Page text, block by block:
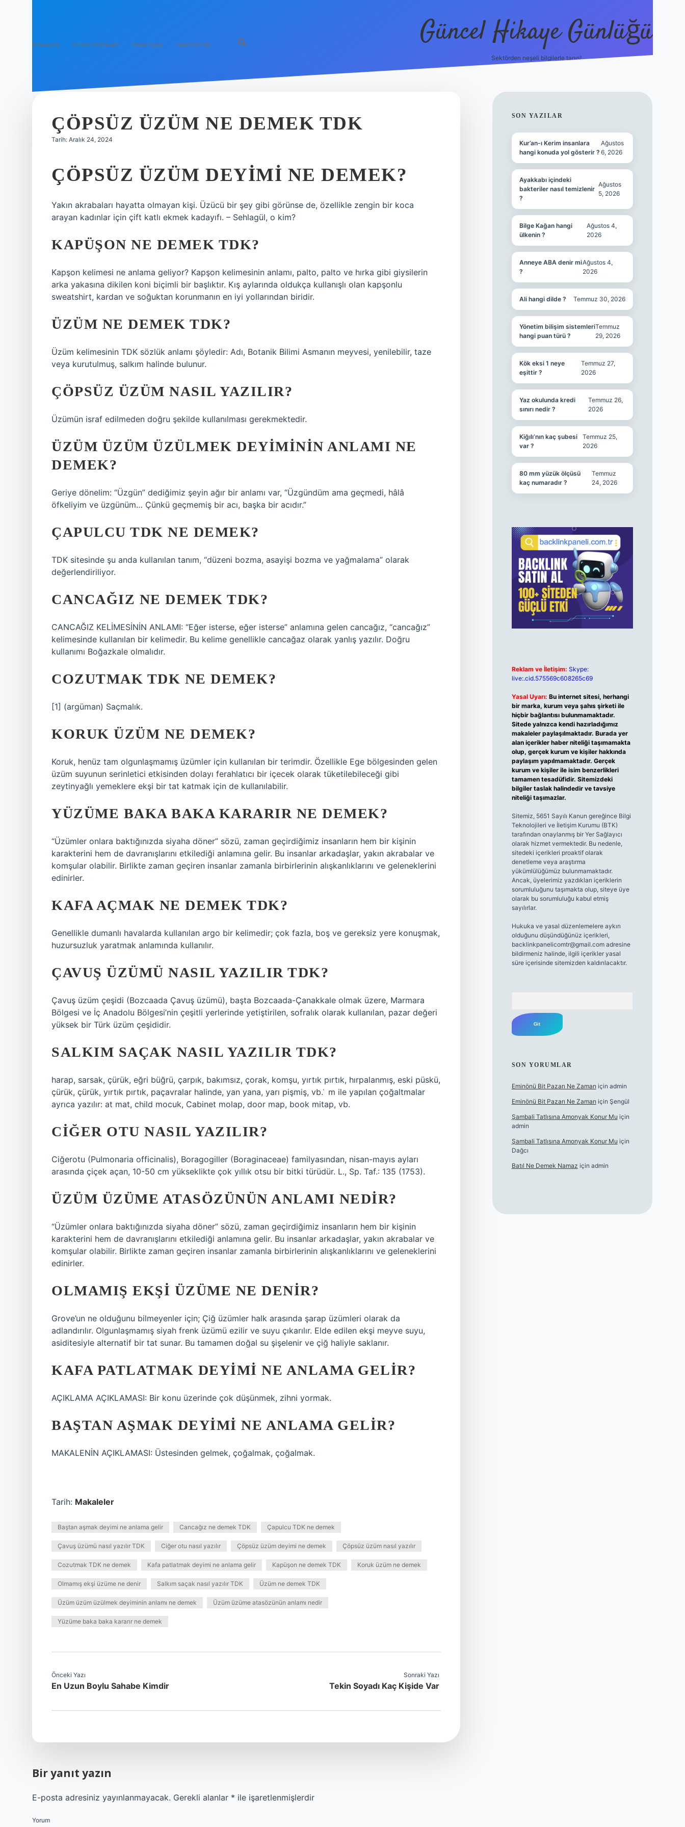
Anasayfa Gizlilik Politikası Yasal Uyarı Hakkımızda Güncel Hikaye Günlüğü
Sektörden neşeli bilgilerle tanış!
ÇÖPSÜZ ÜZÜM NE DEMEK TDK
Tarih: Aralık 24, 2024
ÇÖPSÜZ ÜZÜM DEYIMI NE DEMEK?
Yakın akrabaları hayatta olmayan kişi. Üzücü bir şey gibi görünse de, özellikle zengin bir koca
arayan kadınlar için çift katlı ekmek kadayıfı. – Sehlagül, o kim?
KAPÜŞON NE DEMEK TDK?
Kapşon kelimesi ne anlama geliyor? Kapşon kelimesinin anlamı, palto, palto ve hırka gibi giysilerin
arka yakasına dikilen koni biçimli bir başlıktır. Kış aylarında oldukça kullanışlı olan kapşonlu
sweatshirt, kardan ve soğuktan korunmanın en iyi yollarından biridir.
ÜZÜM NE DEMEK TDK?
Üzüm kelimesinin TDK sözlük anlamı şöyledir: Adı, Botanik Bilimi Asmanın meyvesi, yenilebilir, taze
veya kurutulmuş, salkım halinde bulunur.
ÇÖPSÜZ ÜZÜM NASIL YAZILIR?
Üzümün israf edilmeden doğru şekilde kullanılması gerekmektedir.
ÜZÜM ÜZÜM ÜZÜLMEK DEYIMININ ANLAMI NE
DEMEK?
Geriye dönelim: “Üzgün” dediğimiz şeyin ağır bir anlamı var, “Üzgündüm ama geçmedi, hâlâ
öfkeliyim ve üzgünüm… Çünkü geçmemiş bir acı, başka bir acıdır.”
ÇAPULCU TDK NE DEMEK?
TDK sitesinde şu anda kullanılan tanım, “düzeni bozma, asayişi bozma ve yağmalama” olarak
değerlendiriliyor.
CANCAĞIZ NE DEMEK TDK?
CANCAĞIZ KELİMESİNİN ANLAMI: “Eğer isterse, eğer isterse” anlamına gelen cancağız, “cancağız”
kelimesinde kullanılan bir kelimedir. Bu kelime genellikle cancağaz olarak yanlış yazılır. Doğru
kullanımı Boğazkale olmalıdır.
COZUTMAK TDK NE DEMEK?
[1] (argüman) Saçmalık.
KORUK ÜZÜM NE DEMEK?
Koruk, henüz tam olgunlaşmamış üzümler için kullanılan bir terimdir. Özellikle Ege bölgesinden gelen
üzüm suyunun serinletici etkisinden dolayı ferahlatıcı bir içecek olarak tüketilebileceği gibi
zeytinyağlı yemeklere ekşi bir tat katmak için de kullanılabilir.
YÜZÜME BAKA BAKA KARARIR NE DEMEK?
“Üzümler onlara baktığınızda siyaha döner” sözü, zaman geçirdiğimiz insanların hem bir kişinin
karakterini hem de davranışlarını etkilediği anlamına gelir. Bu insanlar arkadaşlar, yakın akrabalar ve
komşular olabilir. Birlikte zaman geçiren insanlar zamanla birbirlerinin alışkanlıklarını ve geleneklerini
edinirler.
KAFA AÇMAK NE DEMEK TDK?
Genellikle dumanlı havalarda kullanılan argo bir kelimedir; çok fazla, boş ve gereksiz yere konuşmak,
huzursuzluk yaratmak anlamında kullanılır.
ÇAVUŞ ÜZÜMÜ NASIL YAZILIR TDK?
Çavuş üzüm çeşidi (Bozcaada Çavuş üzümü), başta Bozcaada-Çanakkale olmak üzere, Marmara
Bölgesi ve İç Anadolu Bölgesi’nin çeşitli yerlerinde yetiştirilen, sofralık olarak kullanılan, pazar değeri
yüksek bir Türk üzüm çeşididir.
SALKIM SAÇAK NASIL YAZILIR TDK?
harap, sarsak, çürük, eğri büğrü, çarpık, bakımsız, çorak, komşu, yırtık pırtık, hırpalanmış, eski püskü,
çürük, çürük, yırtık pırtık, paçavralar halinde, yan yana, yarı pişmiş, vb. ͑ m ile yapılan çoğaltmalar
ayrıca yazılır: at mat, child mocuk, Cabinet molap, door map, book mitap, vb.
CIĞER OTU NASIL YAZILIR?
Ciğerotu (Pulmonaria officinalis), Boragogiller (Boraginaceae) familyasından, nisan-mayıs ayları
arasında çiçek açan, 10-50 cm yükseklikte çok yıllık otsu bir bitki türüdür. L., Sp. Taf.: 135 (1753).
ÜZÜM ÜZÜME ATASÖZÜNÜN ANLAMI NEDIR?
“Üzümler onlara baktığınızda siyaha döner” sözü, zaman geçirdiğimiz insanların hem bir kişinin
karakterini hem de davranışlarını etkilediği anlamına gelir. Bu insanlar arkadaşlar, yakın akrabalar ve
komşular olabilir. Birlikte zaman geçiren insanlar zamanla birbirlerinin alışkanlıklarını ve geleneklerini
edinirler.
OLMAMIŞ EKŞI ÜZÜME NE DENIR?
Grove’un ne olduğunu bilmeyenler için; Çiğ üzümler halk arasında şarap üzümleri olarak da
adlandırılır. Olgunlaşmamış siyah frenk üzümü ezilir ve suyu çıkarılır. Elde edilen ekşi meyve suyu,
asiditesiyle alternatif bir tat sunar. Bu tamamen doğal su şişelenir ve çiğ haliyle saklanır.
KAFA PATLATMAK DEYIMI NE ANLAMA GELIR?
AÇIKLAMA AÇIKLAMASI: Bir konu üzerinde çok düşünmek, zihni yormak.
BAŞTAN AŞMAK DEYIMI NE ANLAMA GELIR?
MAKALENİN AÇIKLAMASI: Üstesinden gelmek, çoğalmak, çoğalmak.
Tarih: Makaleler
Baştan aşmak deyimi ne anlama gelir Cancağız ne demek TDK Çapulcu TDK ne demek
Çavuş üzümü nasıl yazılır TDK Ciğer otu nasıl yazılır Çöpsüz üzüm deyimi ne demek Çöpsüz üzüm nasıl yazılır
Cozutmak TDK ne demek Kafa patlatmak deyimi ne anlama gelir Kapüşon ne demek TDK Koruk üzüm ne demek
Olmamış ekşi üzüme ne denir Salkım saçak nasıl yazılır TDK Üzüm ne demek TDK
Üzüm üzüm üzülmek deyiminin anlamı ne demek Üzüm üzüme atasözünün anlamı nedir
Yüzüme baka baka kararır ne demek
Önceki Yazı
En Uzun Boylu Sahabe Kimdir
Sonraki Yazı
Tekin Soyadı Kaç Kişide Var
Bir yanıt yazın
E-posta adresiniz yayınlanmayacak. Gerekli alanlar * ile işaretlenmişlerdir
Yorum
SIDEBAR
SON YAZILAR
Kur’an-ı Kerim insanlara
hangi konuda yol gösterir ?
Ağustos
6, 2026
Ayakkabı içindeki
bakteriler nasıl temizlenir
?
Ağustos
5, 2026
Bilge Kağan hangi
ülkenin ?
Ağustos 4,
2026
Anneye ABA denir mi
?
Ağustos 4,
2026
Ali hangi dilde ? Temmuz 30, 2026
Yönetim bilişim sistemleri
hangi puan türü ?
Temmuz
29, 2026
Kök eksi 1 neye
eşittir ?
Temmuz 27,
2026
Yaz okulunda kredi
sınırı nedir ?
Temmuz 26,
2026
Kiğılı’nın kaç şubesi
var ?
Temmuz 25,
2026
80 mm yüzük ölçüsü
kaç numaradır ?
Temmuz
24, 2026
Reklam ve İletişim: Skype:
live:.cid.575569c608265c69
Yasal Uyarı: Bu internet sitesi, herhangi
bir marka, kurum veya şahıs şirketi ile
hiçbir bağlantısı bulunmamaktadır.
Sitede yalnızca kendi hazırladığımız
makaleler paylaşılmaktadır. Burada yer
alan içerikler haber niteliği taşımamakta
olup, gerçek kurum ve kişiler hakkında
paylaşım yapılmamaktadır. Gerçek
kurum ve kişiler ile isim benzerlikleri
tamamen tesadüfidir. Sitemizdeki
bilgiler taslak halindedir ve tavsiye
niteliği taşımazlar.
Sitemiz, 5651 Sayılı Kanun gereğince Bilgi
Teknolojileri ve İletişim Kurumu (BTK)
tarafından onaylanmış bir Yer Sağlayıcı
olarak hizmet vermektedir. Bu nedenle,
sitedeki içerikleri proaktif olarak
denetleme veya araştırma
yükümlülüğümüz bulunmamaktadır.
Ancak, üyelerimiz yazdıkları içeriklerin
sorumluluğunu taşımakta olup, siteye üye
olarak bu sorumluluğu kabul etmiş
sayılırlar.
Hukuka ve yasal düzenlemelere aykırı
olduğunu düşündüğünüz içerikleri,
backlinkpanelicomtr@gmail.comadresine
bildirmeniz halinde, ilgili içerikler yasal
süre içerisinde sitemizden kaldırılacaktır.
SON YORUMLAR
Eminönü Bit Pazarı Ne Zaman için admin
Eminönü Bit Pazarı Ne Zaman için Şengül
Şambali Tatlısına Amonyak Konur Mu için
admin
Şambali Tatlısına Amonyak Konur Mu için
Dağcı
Batıl Ne Demek Namaz için admin
https://